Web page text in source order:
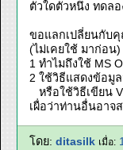
ตัวใดตัวหนึ่ง ทดล
ขอแลกเปลี่ยนกับคุ
(ไม่เคยใช้ มาก่อน)
1 ทำไมถึงใช้ MS
2 ใช้วิธีแสดงข้อมูล
หรือใช้วิธีเขียน
เผื่อว่าท่านอื่นอาจ
โดย: ditasilk เมื่อ: